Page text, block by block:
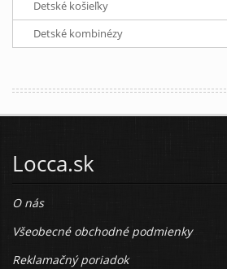
Detské košieľky
Detské kombinézy
Locca.sk
O nás
Všeobecné obchodné podmienky
Reklamačný poriadok